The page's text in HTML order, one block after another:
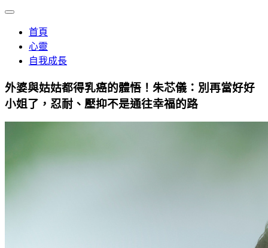
首頁
心靈
自我成長
外婆與姑姑都得乳癌的體悟！朱芯儀：別再當好好
小姐了，忍耐、壓抑不是通往幸福的路